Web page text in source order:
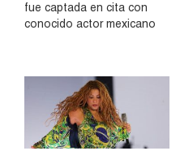
fue captada en cita con
conocido actor mexicano